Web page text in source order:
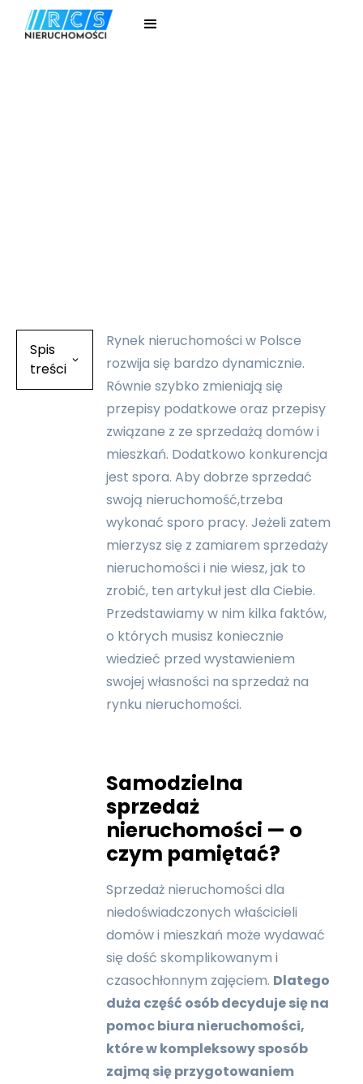
Spis
treści
Samodzielna
nieruchomości
pamiętać?
nieruchomości
Dokumenty
sprzedaży
nieruchomości
nieruchomości
Ogłoszenie
mieszkania
mieszkanie
hipotecznym?
Rynek nieruchomości w Polsce
rozwija się bardzo dynamicznie.
Równie szybko zmieniają się
przepisy podatkowe oraz przepisy
związane z ze sprzedażą domów i
mieszkań. Dodatkowo konkurencja
jest spora. Aby dobrze sprzedać
swoją nieruchomość,trzeba
wykonać sporo pracy. Jeżeli zatem
mierzysz się z zamiarem sprzedaży
nieruchomości i nie wiesz, jak to
zrobić, ten artykuł jest dla Ciebie.
Przedstawiamy w nim kilka faktów,
o których musisz koniecznie
wiedzieć przed wystawieniem
swojej własności na sprzedaż na
rynku nieruchomości.
Samodzielna
sprzedaż
nieruchomości — o
czym pamiętać?
Sprzedaż nieruchomości dla
niedoświadczonych właścicieli
domów i mieszkań może wydawać
się dość skomplikowanym i
czasochłonnym zajęciem. Dlatego
duża część osób decyduje się na
pomoc biura nieruchomości,
które w kompleksowy sposób
zajmą się przygotowaniem